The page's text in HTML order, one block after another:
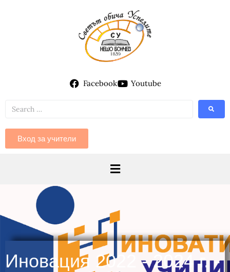
Facebook Youtube
Вход за учители
Иновация 2022 - 2024 г. -